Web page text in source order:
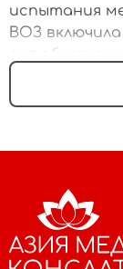
испытания
ВОЗ
для